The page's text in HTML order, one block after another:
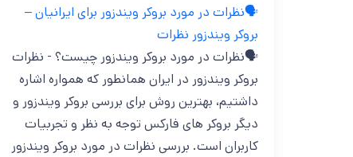
🗣️نظرات در مورد بروکر ویندزور برای ایرانیان –
بروکر ویندزور نظرات
🗣️نظرات در مورد بروکر ویندزور چیست؟ - نظرات
بروکر ویندزور در ایران همانطور که همواره اشاره
داشتیم، بهترین روش برای بررسی بروکر ویندزور و
دیگر بروکر های فارکس توجه به نظر و تجربیات
کاربران است. بررسی نظرات در مورد بروکر ویندزور